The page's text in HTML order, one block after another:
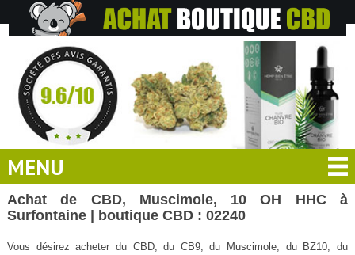
MENU
Achat de CBD, Muscimole, 10 OH HHC à
Surfontaine | boutique CBD : 02240
Vous désirez acheter du CBD, du CB9, du Muscimole, du BZ10, du